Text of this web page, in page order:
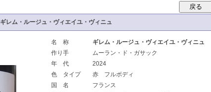
ギレム・ルージュ・ヴィエイユ・ヴィニュ
名 称
ギレム・ルージュ・ヴィエイユ・ヴィニュ
作り手
ムーラン・ド・ガサック
年 代
2024
色 タイプ
赤 フルボディ
国 名
フランス